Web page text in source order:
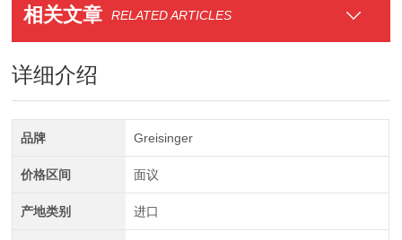
相关文章 RELATED ARTICLES
详细介绍
品牌 Greisinger
价格区间 面议
产地类别 进口